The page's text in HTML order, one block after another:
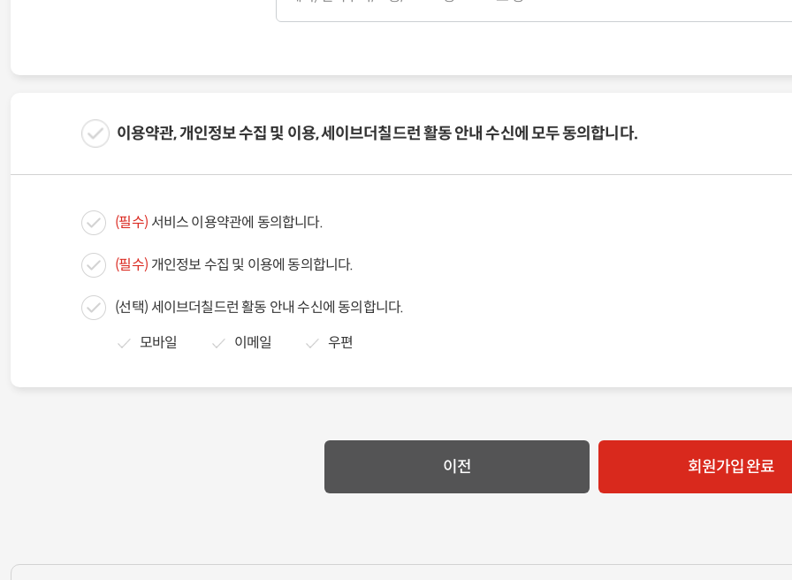
이용약관, 개인정보 수집 및 이용, 세이브더칠드런 활동 안내 수신에 모두 동의합니다.
(필수) 서비스 이용약관에 동의합니다.
(필수) 개인정보 수집 및 이용에 동의합니다.
(선택) 세이브더칠드런 활동 안내 수신에 동의합니다.
모바일 이메일 우편
이전 회원가입 완료